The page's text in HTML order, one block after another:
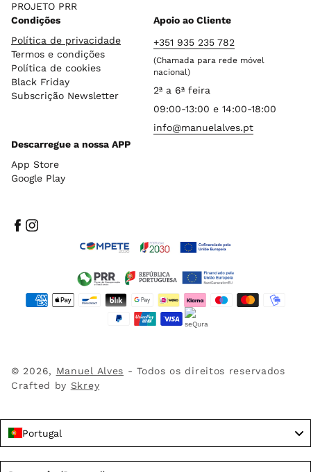
PROJETO PRR
Condições
Política de privacidade
Termos e condições
Política de cookies
Black Friday
Subscrição Newsletter
Apoio ao Cliente
+351 935 235 782
(Chamada para rede móvel
nacional)
2ª a 6ª feira
09:00-13:00 e 14:00-18:00
info@manuelalves.pt
Descarregue a nossa APP
App Store
Google Play
Facebook
Instagram
© 2026, Manuel Alves - Todos os direitos reservados
Crafted by Skrey
Portugal